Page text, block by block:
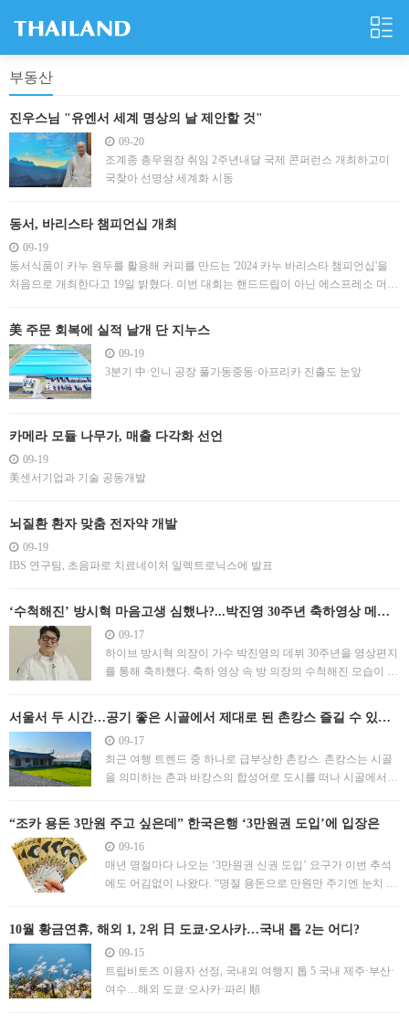
부동산
진우스님 "유엔서 세계 명상의 날 제안할 것"
09-20
조계종 총무원장 취임 2주년내달 국제 콘퍼런스 개최하고미
국찾아 선명상 세계화 시동
동서, 바리스타 챔피언십 개최
09-19
동서식품이 카누 원두를 활용해 커피를 만드는 '2024 카누 바리스타 챔피언십'을
처음으로 개최한다고 19일 밝혔다. 이번 대회는 핸드드립이 아닌 에스프레소 머신
번 대회는 오는 24일까지 카누 패들 애플리케이션에서 참가 신청을 할 수 있다. 다
음달 15~18일 서울 용산구 한남동..
美 주문 회복에 실적 날개 단 지누스
09-19
3분기 中·인니 공장 풀가동중동·아프리카 진출도 눈앞
카메라 모듈 나무가, 매출 다각화 선언
09-19
美센서기업과 기술 공동개발
뇌질환 환자 맞춤 전자약 개발
09-19
IBS 연구팀, 초음파로 치료네이처 일렉트로닉스에 발표
‘수척해진’ 방시혁 마음고생 심했나?...박진영 30주년 축하영상 메시
지는
09-17
하이브 방시혁 의장이 가수 박진영의 데뷔 30주년을 영상편지
를 통해 축하했다. 축하 영상 속 방 의장의 수척해진 모습이 눈
JYP’에서 영상 편지를 통해 가수 박진영의 데뷔 30주년을 축
하했다. 1994년 ‘날 떠나지 마’로 데뷔한 박진영은 댄스 가수이
자 가요계를 대표하는 프로듀서로 활동하며
서울서 두 시간…공기 좋은 시골에서 제대로 된 촌캉스 즐길 수 있는
이곳
09-17
최근 여행 트렌드 중 하나로 급부상한 촌캉스. 촌캉스는 시골
을 의미하는 촌과 바캉스의 합성어로 도시를 떠나 시골에서
빠지면서, 촌캉스를 즐길 수 있는 여러 장소가 떠오르고 있다.
공기 좋은 시골에서 진짜 촌캉스를 즐기고 싶다면 이곳은 어
떨까
“조카 용돈 3만원 주고 싶은데” 한국은행 ‘3만원권 도입’에 입장은
09-16
매년 명절마다 나오는 ‘3만원권 신권 도입’ 요구가 이번 추석
에도 어김없이 나왔다. “명절 용돈으로 만원만 주기엔 눈치 보
도입을 요구하는 목소리가 높다. 16일 온라인 커뮤니티에 따
르면 올 추석 용돈 금액에 대한 고민과 함께 3만원권 신권 도
입 필요성이 제기됐다. ‘1만원과 5만원 사이에 3만원권
10월 황금연휴, 해외 1, 2위 日 도쿄‧오사카…국내 톱 2는 어디?
09-15
트립비토즈 이용자 선정, 국내외 여행지 톱 5 국내 제주·부산·
여수…해외 도쿄·오사카·파리 順